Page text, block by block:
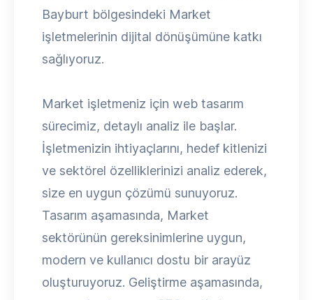
Bayburt bölgesindeki Market
işletmelerinin dijital dönüşümüne katkı
sağlıyoruz.
Market işletmeniz için web tasarım
sürecimiz, detaylı analiz ile başlar.
İşletmenizin ihtiyaçlarını, hedef kitlenizi
ve sektörel özelliklerinizi analiz ederek,
size en uygun çözümü sunuyoruz.
Tasarım aşamasında, Market
sektörünün gereksinimlerine uygun,
modern ve kullanıcı dostu bir arayüz
oluşturuyoruz. Geliştirme aşamasında,